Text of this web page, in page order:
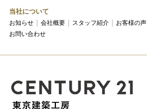
当社について
お知らせ 会社概要 スタッフ紹介 お客様の声
お問い合わせ